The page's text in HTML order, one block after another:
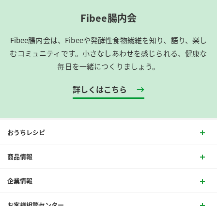
Fibee腸内会
Fibee腸内会は、​Fibeeや発酵性食物繊維を知り、語り、楽し
むコミュニティです。​小さなしあわせを感じられる、健康な
毎日を一緒につくりましょう。
詳しくはこちら
おうちレシピ
商品情報
企業情報